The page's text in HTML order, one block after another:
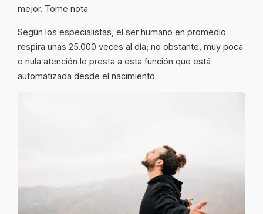
mejor. Tome nota.
Según los especialistas, el ser humano en promedio
respira unas 25.000 veces al día; no obstante, muy poca
o nula atención le presta a esta función que está
automatizada desde el nacimiento.